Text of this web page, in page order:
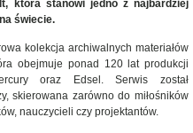
która stanowi jedno z najbardziej
świecie.
kolekcja archiwalnych materiałów
obejmuje ponad 120 lat produkcji
oraz Edsel. Serwis został
skierowana zarówno do miłośników
nauczycieli czy projektantów.